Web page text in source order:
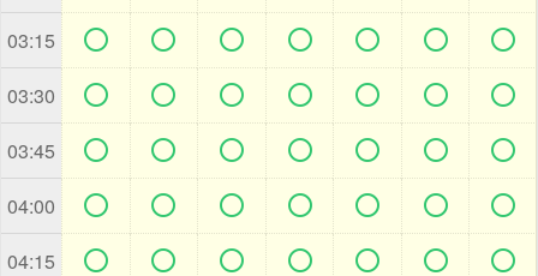
03:15       
03:30       
03:45       
04:00       
04:15       